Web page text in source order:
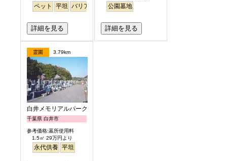
ペット 平坦 バリアフリー 駅から徒歩
詳細を見る
公園墓地
詳細を見る
霊園 3.79km
白井メモリアルパーク
千葉県 白井市
参考価格:墓所使用料
1.5㎡ 29万円より
永代供養 平坦